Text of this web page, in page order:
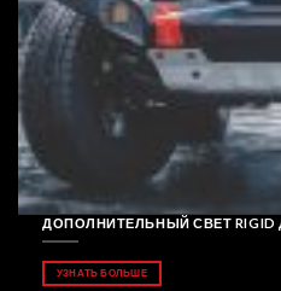
ДОПОЛНИТЕЛЬНЫЙ СВЕТ RIGID
УЗНАТЬ БОЛЬШЕ